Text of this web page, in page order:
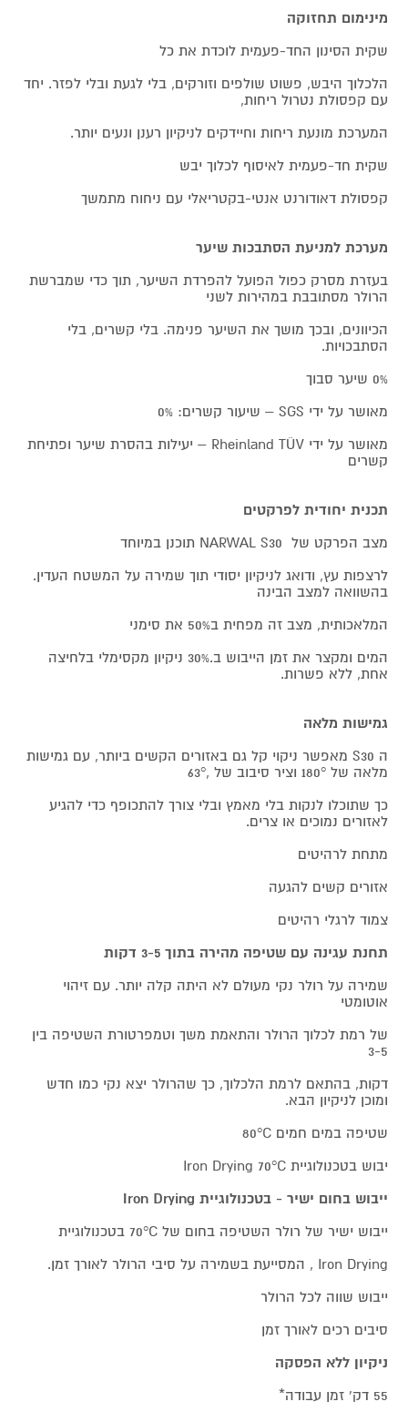
מינימום תחזוקה
שקית הסינון החד-פעמית לוכדת את כל
הלכלוך היבש, פשוט שולפים וזורקים, בלי לגעת ובלי לפזר. יחד
עם קפסולת נטרול ריחות,
המערכת מונעת ריחות וחיידקים לניקיון רענן ונעים יותר.
שקית חד-פעמית לאיסוף לכלוך יבש
קפסולת דאודורנט אנטי-בקטריאלי עם ניחוח מתמשך
מערכת למניעת הסתבכות שיער
בעזרת מסרק כפול הפועל להפרדת השיער, תוך כדי שמברשת
הרולר מסתובבת במהירות לשני
הכיוונים, ובכך מושך את השיער פנימה. בלי קשרים, בלי
הסתבכויות.
0% שיער סבוך
מאושר על ידי SGS – שיעור קשרים: 0%
מאושר על ידי Rheinland TÜV – יעילות בהסרת שיער ופתיחת
קשרים
תכנית יחודית לפרקטים
מצב הפרקט של NARWAL S30 תוכנן במיוחד
לרצפות עץ, ודואג לניקיון יסודי תוך שמירה על המשטח העדין.
בהשוואה למצב הבינה
המלאכותית, מצב זה מפחית ב50% את סימני
המים ומקצר את זמן הייבוש ב.30% ניקיון מקסימלי בלחיצה
אחת, ללא פשרות.
גמישות מלאה
ה S30 מאפשר ניקוי קל גם באזורים הקשים ביותר, עם גמישות
מלאה של 180° וציר סיבוב של ,63°
כך שתוכלו לנקות בלי מאמץ ובלי צורך להתכופף כדי להגיע
לאזורים נמוכים או צרים.
מתחת לרהיטים
אזורים קשים להגעה
צמוד לרגלי רהיטים
תחנת עגינה עם שטיפה מהירה בתוך 3-5 דקות
שמירה על רולר נקי מעולם לא היתה קלה יותר. עם זיהוי
אוטומטי
של רמת לכלוך הרולר והתאמת משך וטמפרטורת השטיפה בין
3-5
דקות, בהתאם לרמת הלכלוך, כך שהרולר יצא נקי כמו חדש
ומוכן לניקיון הבא.
שטיפה במים חמים 80°C
יבוש בטכנולוגיית Iron Drying 70°C
ייבוש בחום ישיר - בטכנולוגיית Iron Drying
ייבוש ישיר של רולר השטיפה בחום של 70°C בטכנולוגיית
Iron Drying , המסייעת בשמירה על סיבי הרולר לאורך זמן.
ייבוש שווה לכל הרולר
סיבים רכים לאורך זמן
ניקיון ללא הפסקה
55 דק‘ זמן עבודה*